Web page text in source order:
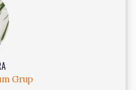
Grup